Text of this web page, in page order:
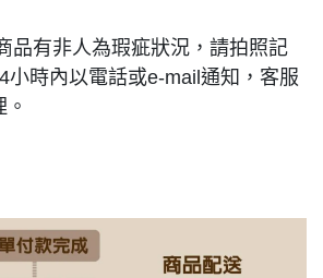
品有非人為瑕疵狀況，請拍照記
小時內以電話或e-mail通知，客服